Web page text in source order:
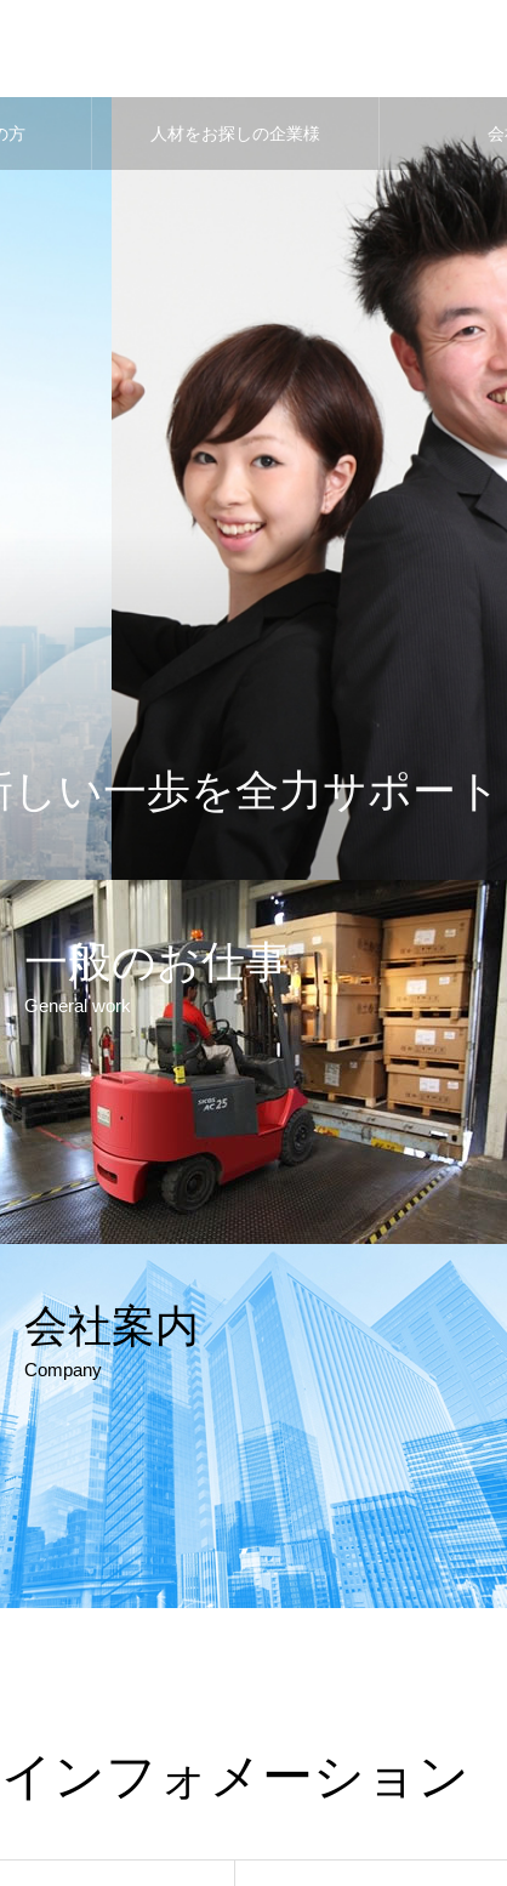
方 人材をお探しの企業様
しい一歩を全力サポート
一般のお仕事
General work
会社案内
Company
インフォメーション